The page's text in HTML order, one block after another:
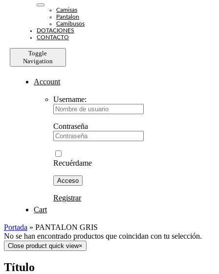
Camisas
Pantalon
Camibusos
DOTACIONES
CONTACTO
Toggle
Navigation
Account
Username:
Contraseña
Recuérdame
Registrar
Cart
Portada » PANTALON GRIS
No se han encontrado productos que coincidan con tu selección.
Close product quick view×
Título